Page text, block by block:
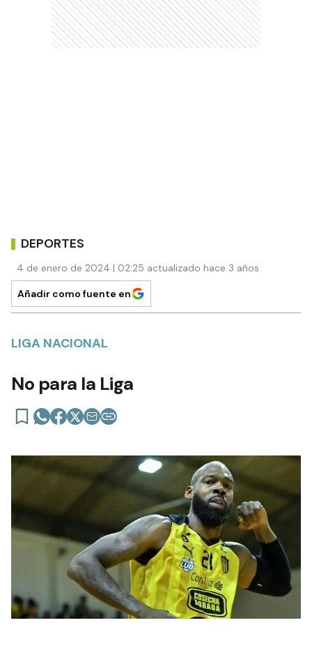
DEPORTES
4 de enero de 2024 | 02:25 actualizado hace 3 años
Añadir como fuente en
LIGA NACIONAL
No para la Liga